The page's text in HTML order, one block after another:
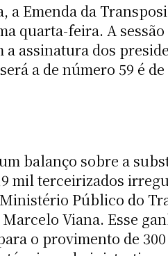
Emenda da
quarta-feira. A
assinatura dos
a de número 59 é
balanço sobre a
mil terceirizados
Público do
Viana. Esse
o provimento de